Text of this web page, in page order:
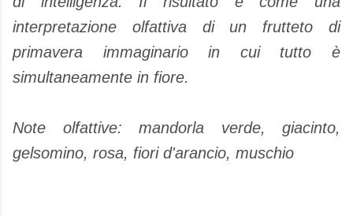
interpretazione olfattiva di un frutteto di
primavera immaginario in cui tutto è
simultaneamente in fiore.
Note olfattive: mandorla verde, giacinto,
gelsomino, rosa, fiori d'arancio, muschio